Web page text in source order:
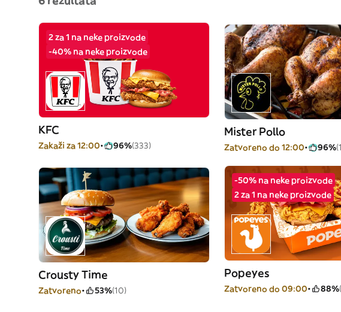
2 za 1 na neke proizvode
-40% na neke proizvode
KFC
Zakaži za 12:00 96%(333)
Mister Pollo
Zatvoreno do 12:00 96%
Crousty Time
Zatvoreno 53%(10)
-50% na neke proizvode
2 za 1 na neke proizvode
Popeyes
Zatvoreno do 09:00 88%